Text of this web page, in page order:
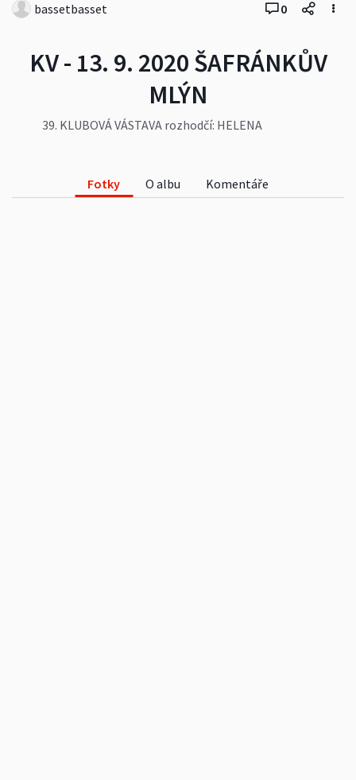
KV - 13. 9. 2020 ŠAFRÁNKŮV
MLÝN
39. KLUBOVÁ VÁSTAVA rozhodčí: HELENA
bassetbasset 0
Fotky O albu Komentáře